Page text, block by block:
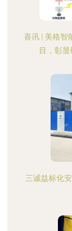
喜讯 | 美格智
目，彰
三诚益标化